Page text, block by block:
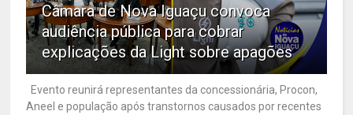
Câmara de Nova Iguaçu convoca
audiência pública para cobrar
explicações da Light sobre apagões
Evento reunirá representantes da concessionária, Procon,
Aneel e população após transtornos causados por recentes